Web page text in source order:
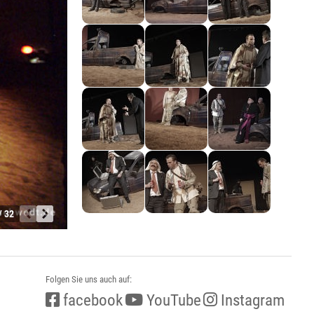
32
Folgen Sie uns auch auf:
facebook YouTube Instagram